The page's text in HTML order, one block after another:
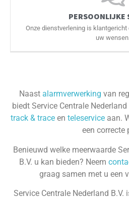
PERSOONLIJKE
Onze dienstverlening is
uw
Naast alarmverwerking van
biedt Service Centrale Nederland
track & trace en teleservice aan.
een correcte
Benieuwd welke meerwaarde
B.V. u kan bieden? Neem
graag samen met u een
Service Centrale Nederland